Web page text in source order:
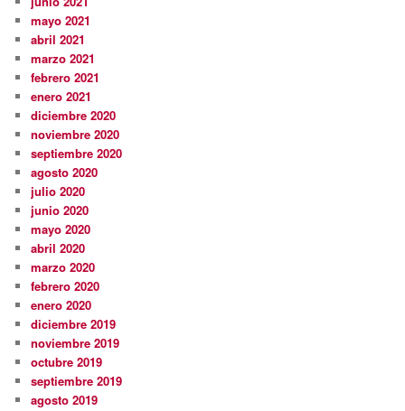
mayo 2021
abril 2021
marzo 2021
febrero 2021
enero 2021
diciembre 2020
noviembre 2020
septiembre 2020
agosto 2020
julio 2020
junio 2020
mayo 2020
abril 2020
marzo 2020
febrero 2020
enero 2020
diciembre 2019
noviembre 2019
octubre 2019
septiembre 2019
agosto 2019